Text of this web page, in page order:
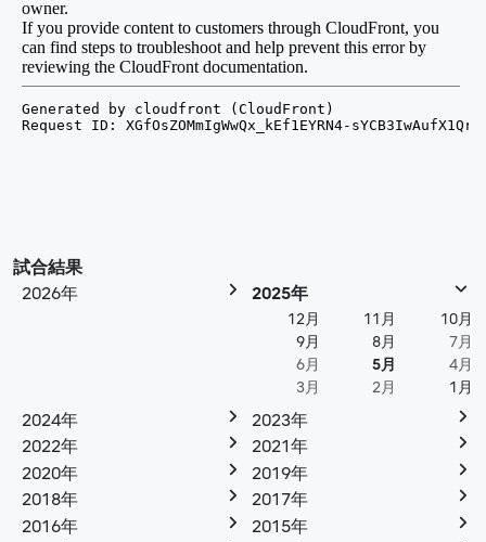
試合結果
2026年
2025年
12月 11月
10月
9月
8月
7月
6月
5月
4月
3月
2月 1月
2024年
2023年
2022年
2021年
2020年
2019年
2018年
2017年
2016年
2015年